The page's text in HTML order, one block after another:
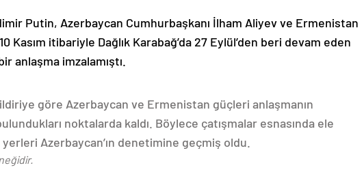
Putin, Azerbaycan Cumhurbaşkanı İlham Aliyev ve Ermenistan
Kasım itibariyle Dağlık Karabağ’da 27 Eylül’den beri devam eden
anlaşma imzalamıştı.
göre Azerbaycan ve Ermenistan güçleri anlaşmanın
noktalarda kaldı. Böylece çatışmalar esnasında ele
Azerbaycan’ın denetimine geçmiş oldu.